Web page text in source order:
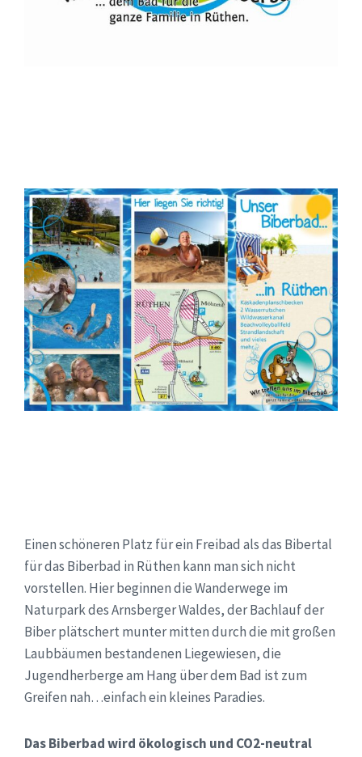
Einen schöneren Platz für ein Freibad als das Bibertal
für das Biberbad in Rüthen kann man sich nicht
vorstellen. Hier beginnen die Wanderwege im
Naturpark des Arnsberger Waldes, der Bachlauf der
Biber plätschert munter mitten durch die mit großen
Laubbäumen bestandenen Liegewiesen, die
Jugendherberge am Hang über dem Bad ist zum
Greifen nah…einfach ein kleines Paradies.
Das Biberbad wird ökologisch und CO2-neutral